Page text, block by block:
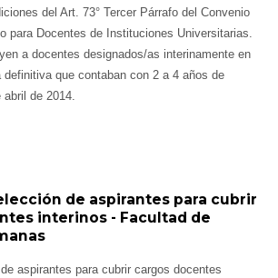
del Art. 73° Tercer Párrafo del Convenio
para Docentes de Instituciones Universitarias.
a docentes designados/as interinamente en
que contaban con 2 a 4 años de
abril de 2014.
de aspirantes para cubrir
interinos - Facultad de
aspirantes para cubrir cargos docentes